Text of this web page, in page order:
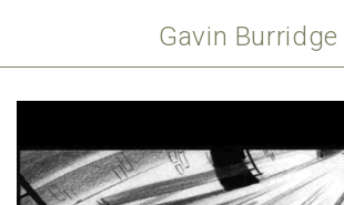
Gavin Burridge